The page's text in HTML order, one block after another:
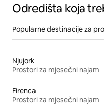
Odredišta koja
Popularne destinacije za
Njujork
Prostori za mjesečni najam
Firenca
Prostori za mjesečni najam